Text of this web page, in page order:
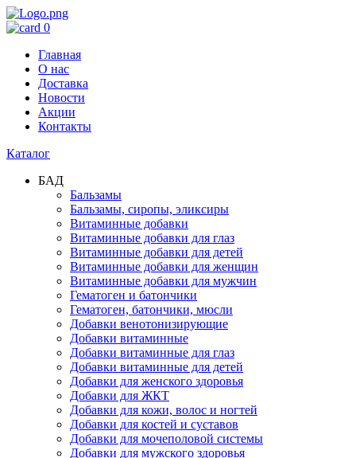
0
Главная
О нас
Доставка
Новости
Акции
Контакты
Каталог
БАД
Бальзамы
Бальзамы, сиропы, эликсиры
Витаминные добавки
Витаминные добавки для глаз
Витаминные добавки для детей
Витаминные добавки для женщин
Витаминные добавки для мужчин
Гематоген и батончики
Гематоген, батончики, мюсли
Добавки венотонизирующие
Добавки витаминные
Добавки витаминные для глаз
Добавки витаминные для детей
Добавки для женского здоровья
Добавки для ЖКТ
Добавки для кожи, волос и ногтей
Добавки для костей и суставов
Добавки для мочеполовой системы
Добавки для мужского здоровья